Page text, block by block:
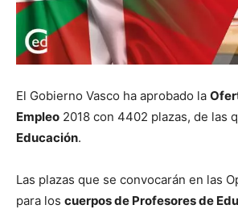
El Gobierno Vasco ha aprobado la
Empleo 2018 con 4402 plazas, de las
Educación.
Las plazas que se convocarán en las
para los cuerpos de Profesores de